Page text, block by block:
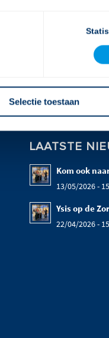
Selectie toestaan
LAATSTE
Kom ook
13/05/2026 -
Ysis op de
22/04/2026 -